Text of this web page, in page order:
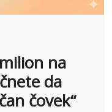
na
da
čovek“